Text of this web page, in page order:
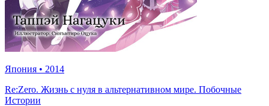
Япония • 2014
Re:Zero. Жизнь с нуля в альтернативном мире. Побочные
Истории